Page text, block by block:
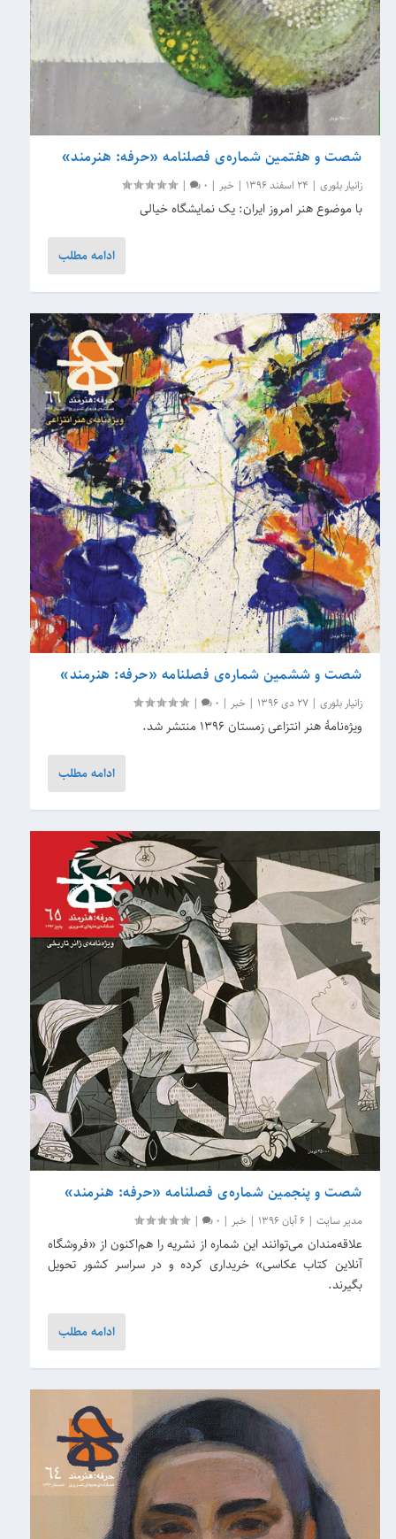
شصت و هفتمین شماره‌ی فصلنامه «حرفه: هنرمند»
زانیار بلوری | 24 اسفند 1396 | خبر |
0
|
با موضوع هنر امروز ایران: یک نمایشگاه خیالی
ادامه مطلب
شصت و ششمین شماره‌ی فصلنامه «حرفه: هنرمند»
زانیار بلوری |27 دی 1396 | خبر |
0
|
ویژه‌نامۀ هنر انتزاعی زمستان ۱۳۹۶ منتشر شد.
ادامه مطلب
شصت و پنجمین شماره‌ی فصلنامه «حرفه: هنرمند»
مدیر سایت |6 آبان 1396 | خبر |
0
|
علاقه‌مندان می‌توانند این شماره از نشریه را هم‌اکنون از «فروشگاه
آنلاین کتاب عکاسی» خریداری کرده و در سراسر کشور تحویل
بگیرند.
ادامه مطلب